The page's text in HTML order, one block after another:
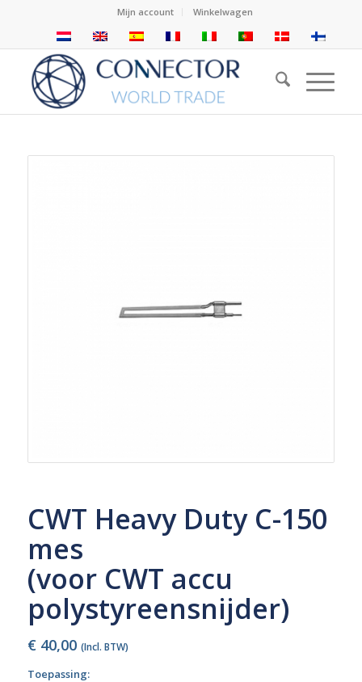
Mijn account Winkelwagen
CWT Heavy Duty C-150
mes
(voor CWT accu
polystyreensnijder)
€ 40,00 (Incl. BTW)
Toepassing: